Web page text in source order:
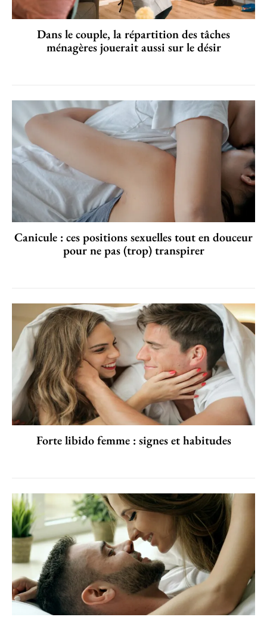
Dans le couple, la répartition des tâches
ménagères jouerait aussi sur le désir
Canicule : ces positions sexuelles tout en douceur
pour ne pas (trop) transpirer
Forte libido femme : signes et habitudes